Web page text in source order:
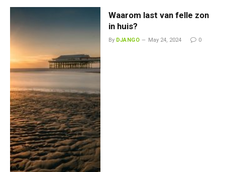
Waarom last van felle zon
in huis?
By DJANGO May 24, 2024 0